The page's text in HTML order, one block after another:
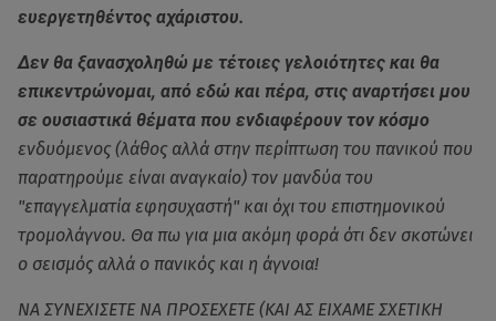
ευεργετηθέντος αχάριστου.
Δεν θα ξανασχοληθώ με τέτοιες γελοιότητες και θα
επικεντρώνομαι, από εδώ και πέρα, στις αναρτήσει μου
σε ουσιαστικά θέματα που ενδιαφέρουν τον κόσμο
ενδυόμενος (λάθος αλλά στην περίπτωση του πανικού που
παρατηρούμε είναι αναγκαίο) τον μανδύα του
"επαγγελματία εφησυχαστή" και όχι του επιστημονικού
τρομολάγνου. Θα πω για μια ακόμη φορά ότι δεν σκοτώνει
ο σεισμός αλλά ο πανικός και η άγνοια!
ΝΑ ΣΥΝΕΧΙΣΕΤΕ ΝΑ ΠΡΟΣΕΧΕΤΕ (ΚΑΙ ΑΣ ΕΙΧΑΜΕ ΣΧΕΤΙΚΗ